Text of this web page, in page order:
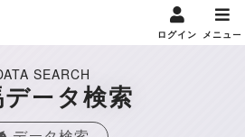
ログイン メニュー
SEARCH
ータ検索